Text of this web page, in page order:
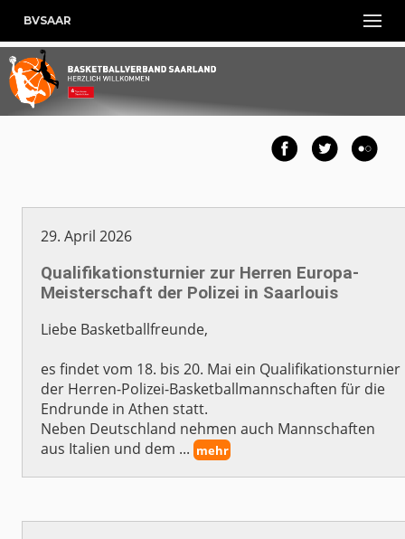
BVSAAR
29. April 2026
Qualifikationsturnier zur Herren Europa-
Meisterschaft der Polizei in Saarlouis
Liebe Basketballfreunde,
es findet vom 18. bis 20. Mai ein Qualifikationsturnier
der Herren-Polizei-Basketballmannschaften für die
Endrunde in Athen statt.
Neben Deutschland nehmen auch Mannschaften
aus Italien und dem ... mehr